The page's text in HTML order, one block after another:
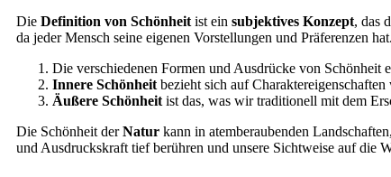
Die Definition von Schönheit ist ein subjektives Konzept, das
da jeder Mensch seine eigenen Vorstellungen und Präferenzen hat.
Die verschiedenen Formen und Ausdrücke von Schönheit
Innere Schönheit bezieht sich auf
Äußere Schönheit ist das, was wir traditionell mit dem
Die Schönheit derNatur kann in atemberaubenden
und Ausdruckskraft tief berühren und unsere Sichtweise auf die